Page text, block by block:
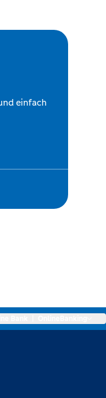
einfach